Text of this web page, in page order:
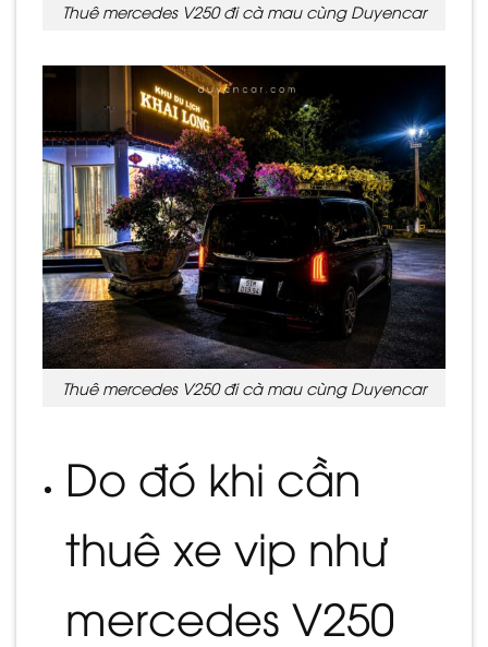
Thuê mercedes V250 đi cà mau cùng Duyencar
Thuê mercedes V250 đi cà mau cùng Duyencar
Do đó khi cần
thuê xe vip như
mercedes V250